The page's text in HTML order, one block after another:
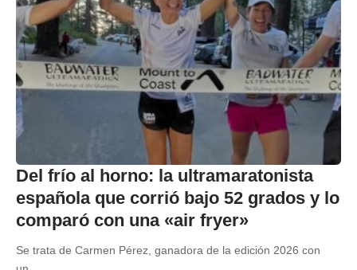
Del frío al horno: la ultramaratonista
española que corrió bajo 52 grados y lo
comparó con una «air fryer»
Se trata de Carmen Pérez, ganadora de la edición 2026 con